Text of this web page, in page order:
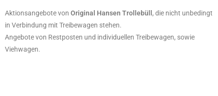
Aktionsangebote von Original Hansen Trollebüll , die nicht unbedingt
in Verbindung mit Treibewagen stehen.
Angebote von Restposten und individuellen Treibewagen, sowie
Viehwagen.